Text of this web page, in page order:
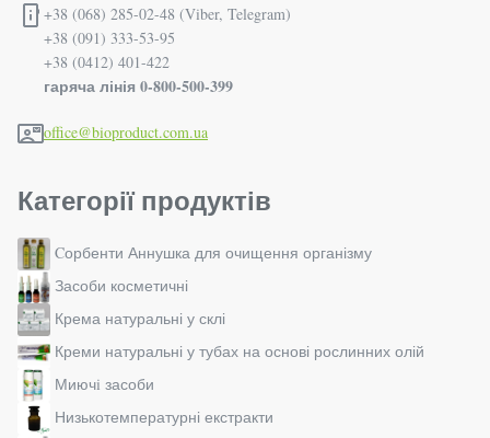
+38 (068) 285-02-48 (Viber, Telegram)
+38 (091) 333-53-95
+38 (0412) 401-422
гаряча лінія 0-800-500-399
office@bioproduct.com.ua
Категорії продуктів
Cорбенти Аннушка для очищення організму
Засоби косметичні
Крема натуральні у склі
Креми натуральні у тубах на основі рослинних олій
Миючi засоби
Низькотемпературні екстракти